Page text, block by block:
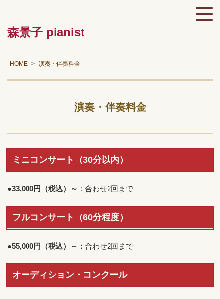
森景子 pianist
HOME 演奏・伴奏料金
演奏・伴奏料金
ミニコンサート（30分以内）
●33,000円（税込）～ ：合わせ2回まで
フルコンサート（60分程度）
●55,000円（税込）～： 合わせ2回まで
オーディション・コンクール